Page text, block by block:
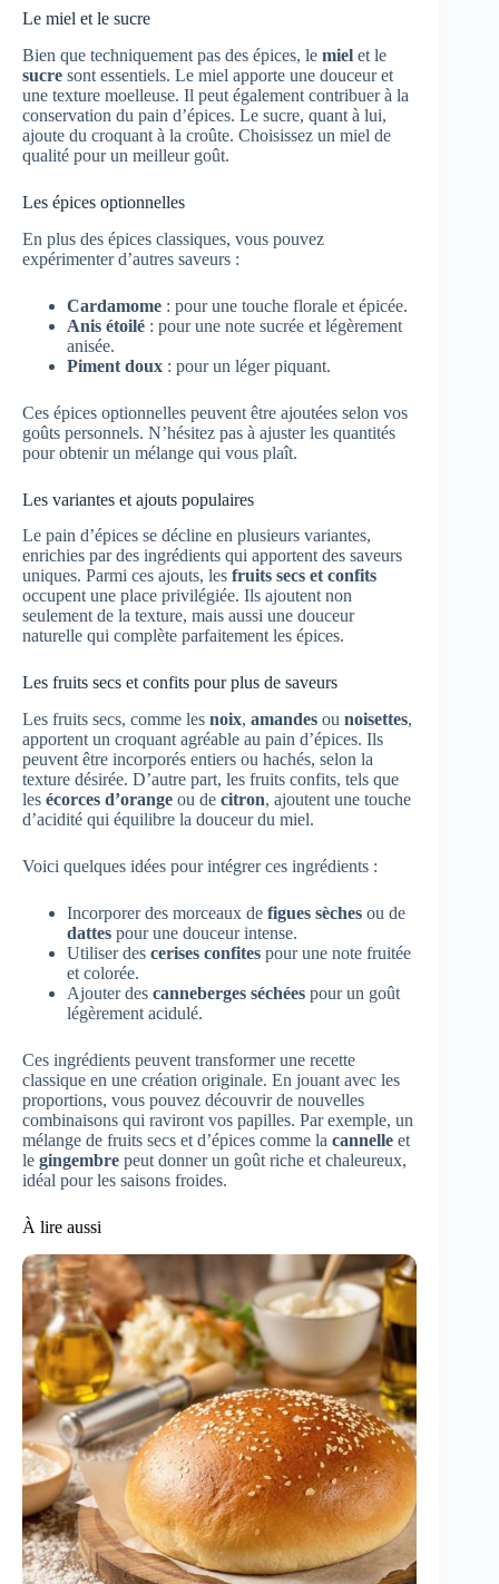
Le miel et le sucre
Bien que techniquement pas des épices, le miel et le
sucre sont essentiels. Le miel apporte une douceur et
une texture moelleuse. Il peut également contribuer à la
conservation du pain d’épices. Le sucre, quant à lui,
ajoute du croquant à la croûte. Choisissez un miel de
qualité pour un meilleur goût.
Les épices optionnelles
En plus des épices classiques, vous pouvez
expérimenter d’autres saveurs :
Cardamome : pour une touche florale et épicée.
Anis étoilé : pour une note sucrée et légèrement
anisée.
Piment doux : pour un léger piquant.
Ces épices optionnelles peuvent être ajoutées selon vos
goûts personnels. N’hésitez pas à ajuster les quantités
pour obtenir un mélange qui vous plaît.
Les variantes et ajouts populaires
Le pain d’épices se décline en plusieurs variantes,
enrichies par des ingrédients qui apportent des saveurs
uniques. Parmi ces ajouts, les fruits secs et confits
occupent une place privilégiée. Ils ajoutent non
seulement de la texture, mais aussi une douceur
naturelle qui complète parfaitement les épices.
Les fruits secs et confits pour plus de saveurs
Les fruits secs, comme les noix, amandes ou noisettes,
apportent un croquant agréable au pain d’épices. Ils
peuvent être incorporés entiers ou hachés, selon la
texture désirée. D’autre part, les fruits confits, tels que
les écorces d’orange ou de citron, ajoutent une touche
d’acidité qui équilibre la douceur du miel.
Voici quelques idées pour intégrer ces ingrédients :
Incorporer des morceaux de figues sèches ou de
dattes pour une douceur intense.
Utiliser des cerises confites pour une note fruitée
et colorée.
Ajouter des canneberges séchées pour un goût
légèrement acidulé.
Ces ingrédients peuvent transformer une recette
classique en une création originale. En jouant avec les
proportions, vous pouvez découvrir de nouvelles
combinaisons qui raviront vos papilles. Par exemple, un
mélange de fruits secs et d’épices comme la cannelle et
le gingembre peut donner un goût riche et chaleureux,
idéal pour les saisons froides.
À lire aussi